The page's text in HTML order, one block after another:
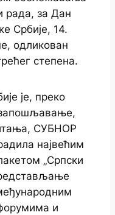
рада, за Дан
Србије, 14.
одликован
степена.
је, преко
СУБНОР
највећим
„Српски
и